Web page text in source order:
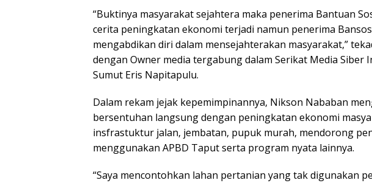
“Buktinya masyarakat sejahtera maka penerima Bantuan
cerita peningkatan ekonomi terjadi namun penerima
mengabdikan diri dalam mensejahterakan masyarakat,”
dengan Owner media tergabung dalam Serikat Media Siber
Sumut Eris Napitapulu.
Dalam rekam jejak kepemimpinannya, Nikson Nababan
bersentuhan langsung dengan peningkatan ekonomi
insfrastuktur jalan, jembatan, pupuk murah, mendorong
menggunakan APBD Taput serta program nyata lainnya.
“Saya mencontohkan lahan pertanian yang tak digunakan